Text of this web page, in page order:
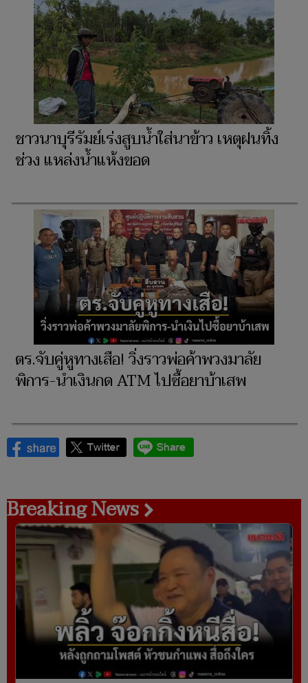
ชาวนาบุรีรัมย์เร่งสูบน้ำใส่นาข้าว เหตุฝนทิ้ง
ช่วง แหล่งน้ำแห้งขอด
ตร.จับคู่หูทางเสือ! วิ่งราวพ่อค้าพวงมาลัย
พิการ-นำเงินกด ATM ไปซื้อยาบ้าเสพ
Breaking News